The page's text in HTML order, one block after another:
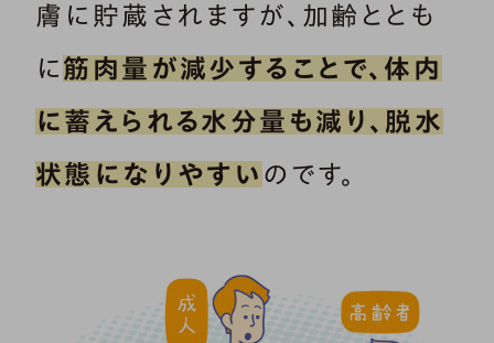
膚に貯蔵されますが、加齢ととも
に 筋肉量が減少することで、体内
に蓄えられる水分量も減り、脱水
状態になりやすい のです。